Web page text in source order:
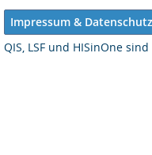
Impressum & Datenschutz
QIS, LSF und HISinOne